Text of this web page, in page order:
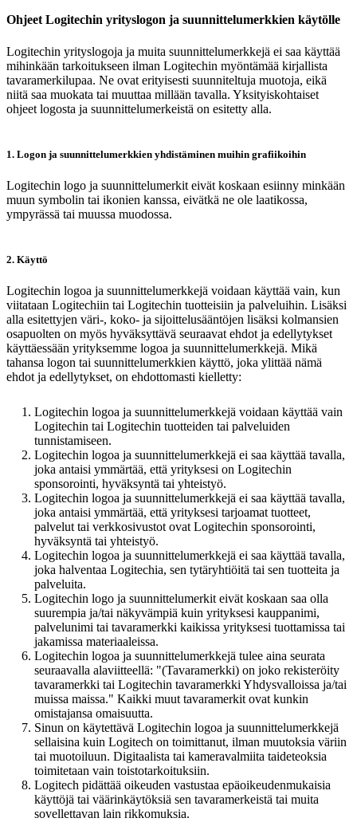
Ohjeet Logitechin yrityslogon ja suunnittelumerkkien käytölle
Logitechin yrityslogoja ja muita suunnittelumerkkejä ei saa käyttää
mihinkään tarkoitukseen ilman Logitechin myöntämää kirjallista
tavaramerkilupaa. Ne ovat erityisesti suunniteltuja muotoja, eikä
niitä saa muokata tai muuttaa millään tavalla. Yksityiskohtaiset
ohjeet logosta ja suunnittelumerkeistä on esitetty alla.
1. Logon ja suunnittelumerkkien yhdistäminen muihin grafiikoihin
Logitechin logo ja suunnittelumerkit eivät koskaan esiinny minkään
muun symbolin tai ikonien kanssa, eivätkä ne ole laatikossa,
ympyrässä tai muussa muodossa.
2. Käyttö
Logitechin logoa ja suunnittelumerkkejä voidaan käyttää vain, kun
viitataan Logitechiin tai Logitechin tuotteisiin ja palveluihin. Lisäksi
alla esitettyjen väri-, koko- ja sijoittelusääntöjen lisäksi kolmansien
osapuolten on myös hyväksyttävä seuraavat ehdot ja edellytykset
käyttäessään yrityksemme logoa ja suunnittelumerkkejä. Mikä
tahansa logon tai suunnittelumerkkien käyttö, joka ylittää nämä
ehdot ja edellytykset, on ehdottomasti kielletty:
Logitechin logoa ja suunnittelumerkkejä voidaan käyttää vain
Logitechin tai Logitechin tuotteiden tai palveluiden
tunnistamiseen.
Logitechin logoa ja suunnittelumerkkejä ei saa käyttää tavalla,
joka antaisi ymmärtää, että yrityksesi on Logitechin
sponsorointi, hyväksyntä tai yhteistyö.
Logitechin logoa ja suunnittelumerkkejä ei saa käyttää tavalla,
joka antaisi ymmärtää, että yrityksesi tarjoamat tuotteet,
palvelut tai verkkosivustot ovat Logitechin sponsorointi,
hyväksyntä tai yhteistyö.
Logitechin logoa ja suunnittelumerkkejä ei saa käyttää tavalla,
joka halventaa Logitechia, sen tytäryhtiöitä tai sen tuotteita ja
palveluita.
Logitechin logo ja suunnittelumerkit eivät koskaan saa olla
suurempia ja/tai näkyvämpiä kuin yrityksesi kauppanimi,
palvelunimi tai tavaramerkki kaikissa yrityksesi tuottamissa tai
jakamissa materiaaleissa.
Logitechin logoa ja suunnittelumerkkejä tulee aina seurata
seuraavalla alaviitteellä: "(Tavaramerkki) on joko rekisteröity
tavaramerkki tai Logitechin tavaramerkki Yhdysvalloissa ja/tai
muissa maissa." Kaikki muut tavaramerkit ovat kunkin
omistajansa omaisuutta.
Sinun on käytettävä Logitechin logoa ja suunnittelumerkkejä
sellaisina kuin Logitech on toimittanut, ilman muutoksia väriin
tai muotoiluun. Digitaalista tai kameravalmiita taideteoksia
toimitetaan vain toistotarkoituksiin.
Logitech pidättää oikeuden vastustaa epäoikeudenmukaisia
käyttöjä tai väärinkäytöksiä sen tavaramerkeistä tai muita
sovellettavan lain rikkomuksia.